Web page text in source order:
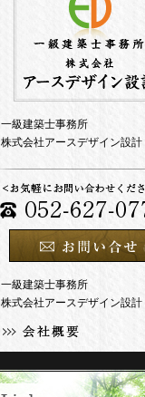
一級建築士事務所
株式会社アースデザイン設計
一級建築士事務所
株式会社アースデザイン設計